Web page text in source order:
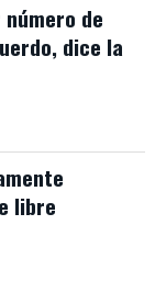
de
dice la
libre